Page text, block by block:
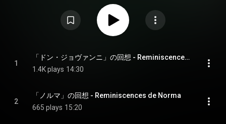
1
「ドン・ジョヴァンニ」の回想 - Reminiscences de Don Juan
1.4K plays 14:30
2
「ノルマ」の回想 - Reminiscences de Norma
665 plays 15:20